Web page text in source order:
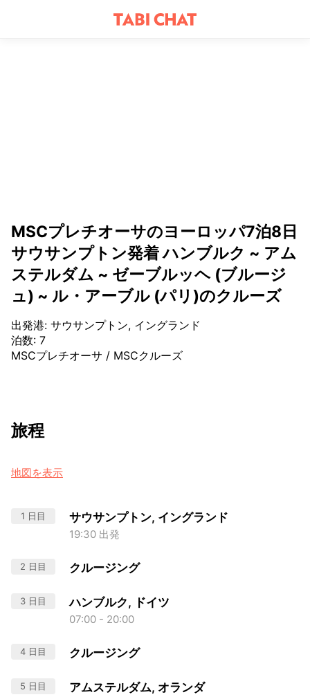
MSCプレチオーサのヨーロッパ7泊8日
サウサンプトン発着 ハンブルク ~ アム
ステルダム ~ ゼーブルッヘ (ブルージ
ュ) ~ ル・アーブル (パリ)のクルーズ
出発港: サウサンプトン, イングランド
泊数: 7
MSCプレチオーサ / MSCクルーズ
旅程
地図を表示
1 日目 サウサンプトン, イングランド
19:30 出発
2 日目 クルージング
3 日目 ハンブルク, ドイツ
07:00 - 20:00
4 日目 クルージング
5 日目 アムステルダム, オランダ